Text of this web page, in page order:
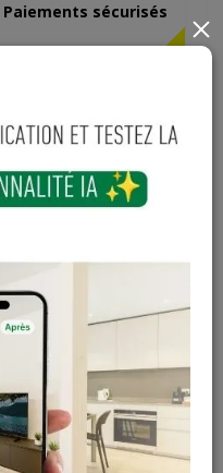
Paiements sécurisés
Hors stock
Hors stock
×